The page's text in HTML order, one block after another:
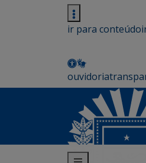
ir para conteúdo
ouvidoria